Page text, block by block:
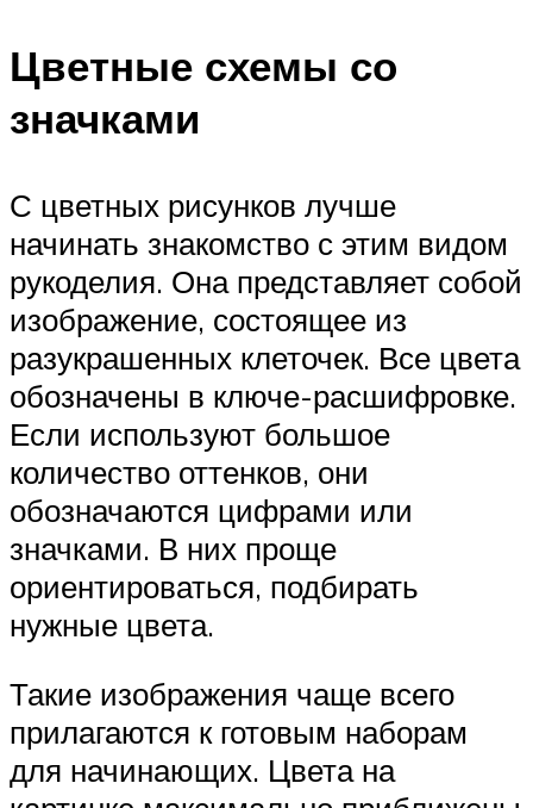
Цветные схемы со
значками
С цветных рисунков лучше
начинать знакомство с этим видом
рукоделия. Она представляет собой
изображение, состоящее из
разукрашенных клеточек. Все цвета
обозначены в ключе-расшифровке.
Если используют большое
количество оттенков, они
обозначаются цифрами или
значками. В них проще
ориентироваться, подбирать
нужные цвета.
Такие изображения чаще всего
прилагаются к готовым наборам
для начинающих. Цвета на